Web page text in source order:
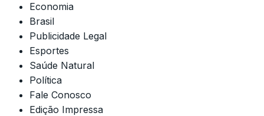
Economia
Brasil
Publicidade Legal
Esportes
Saúde Natural
Política
Fale Conosco
Edição Impressa